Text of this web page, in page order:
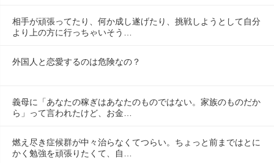
相手が頑張ってたり、何か成し遂げたり、挑戦しようとして自分
より上の方に行っちゃいそう…
外国人と恋愛するのは危険なの？
義母に「あなたの稼ぎはあなたのものではない。家族のものだか
ら」って言われたけど、お金…
燃え尽き症候群が中々治らなくてつらい。ちょっと前まではとに
かく勉強を頑張りたくて、自…